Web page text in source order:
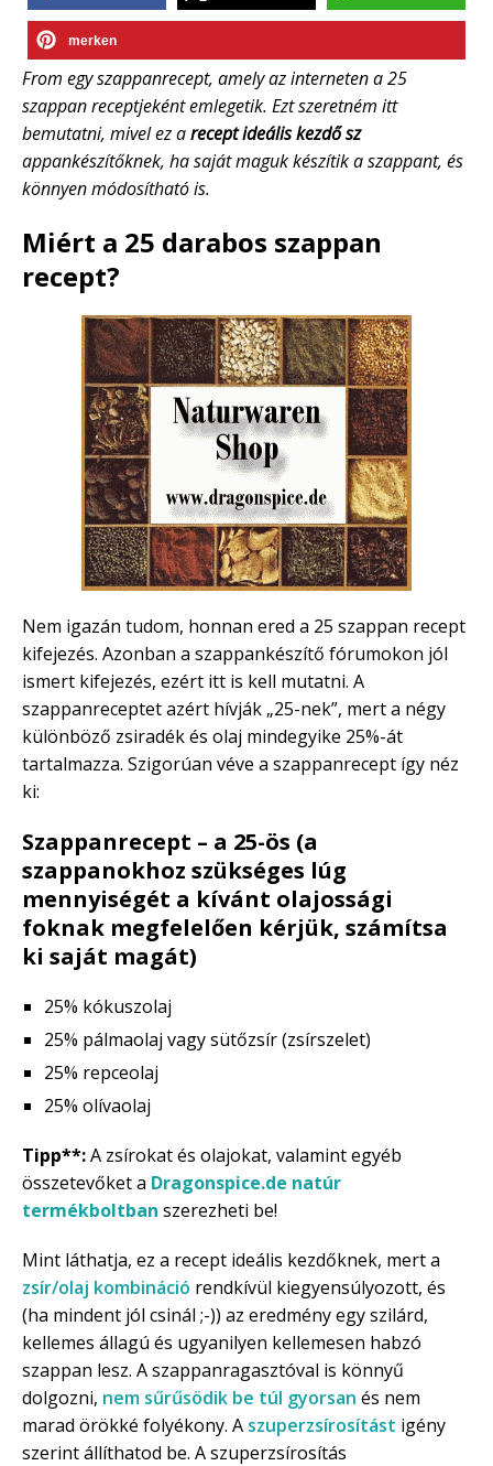
merken
From egy szappanrecept, amely az interneten a 25
szappan receptjeként emlegetik. Ezt szeretném itt
bemutatni, mivel ez arecept ideális kezdő sz
appankészítőknek, ha saját maguk készítik a szappant, és
könnyen módosítható is.
Miért a 25 darabos szappan
recept?
Nem igazán tudom, honnan ered a 25 szappan recept
kifejezés. Azonban a szappankészítő fórumokon jól
ismert kifejezés, ezért itt is kell mutatni. A
szappanreceptet azért hívják „25-nek”, mert a négy
különböző zsiradék és olaj mindegyike 25%-át
tartalmazza. Szigorúan véve a szappanrecept így néz
ki:
Szappanrecept – a 25-ös (a
szappanokhoz szükséges lúg
mennyiségét a kívánt olajossági
foknak megfelelően kérjük, számítsa
ki saját magát)
25% kókuszolaj
25% pálmaolaj vagy sütőzsír (zsírszelet)
25% repceolaj
25% olívaolaj
Tipp**:A zsírokat és olajokat, valamint egyéb
összetevőket a Dragonspice.de natúr
termékboltban szerezheti be!
Mint láthatja, ez a recept ideális kezdőknek, mert a
zsír/olaj kombináció rendkívül kiegyensúlyozott, és
(ha mindent jól csinál ;-)) az eredmény egy szilárd,
kellemes állagú és ugyanilyen kellemesen habzó
szappan lesz. A szappanragasztóval is könnyű
dolgozni, nem sűrűsödik be túl gyorsan és nem
marad örökké folyékony. A szuperzsírosítást igény
szerint állíthatod be. A szuperzsírosítás